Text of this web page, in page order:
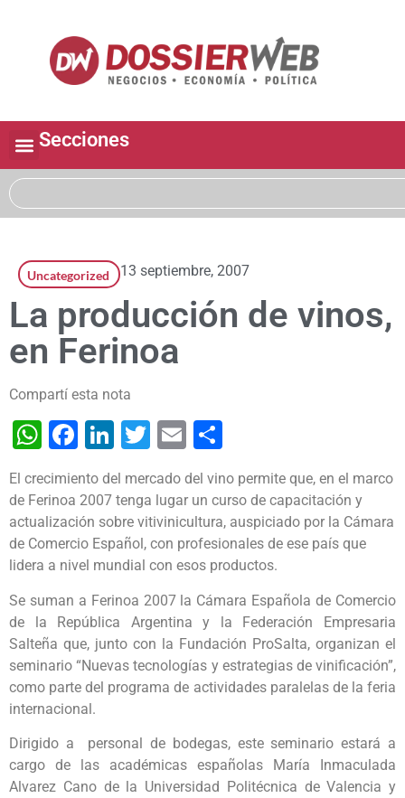
Secciones
Uncategorized 13 septiembre, 2007
La producción de vinos,
en Ferinoa
Compartí esta nota
WhatsApp
Facebook
LinkedIn
Twitter
Email
El crecimiento del mercado del vino permite que, en el marco
de Ferinoa 2007 tenga lugar un curso de capacitación y
actualización sobre vitivinicultura, auspiciado por la Cámara
de Comercio Español, con profesionales de ese país que
lidera a nivel mundial con esos productos.
Se suman a Ferinoa 2007 la Cámara Española de Comercio
de la República Argentina y la Federación Empresaria
Salteña que, junto con la Fundación ProSalta, organizan el
seminario “Nuevas tecnologías y estrategias de vinificación”,
como parte del programa de actividades paralelas de la feria
internacional.
Dirigido a personal de bodegas, este seminario estará a
cargo de las académicas españolas María Inmaculada
Alvarez Cano de la Universidad Politécnica de Valencia y